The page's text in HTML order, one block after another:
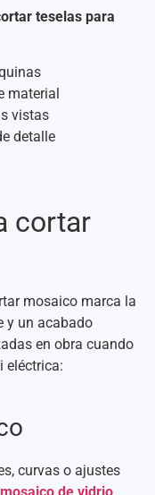
teselas para
material
vistas
detalle
cortar
mosaico marca la
y un acabado
en obra cuando
eléctrica:
curvas o ajustes